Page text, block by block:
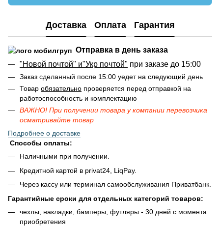
Доставка Оплата Гарантия
Отправка в день заказа
"Новой почтой" и"Укр почтой" при заказе до 15:00
Заказ сделанный после 15:00 уедет на следующий день
Товар обязательно проверяется перед отправкой на
работоспособность и комплектацию
ВАЖНО! При получении товара у компании перевозчика
осматривайте товар
Подробнее о доставке
Способы оплаты:
Наличными при получении.
Кредитной картой в privat24, LiqPay.
Через кассу или терминал самообслуживания Приватбанк.
Гарантийные сроки для отдельных категорий товаров:
чехлы, накладки, бамперы, футляры - 30 дней с момента
приобретения